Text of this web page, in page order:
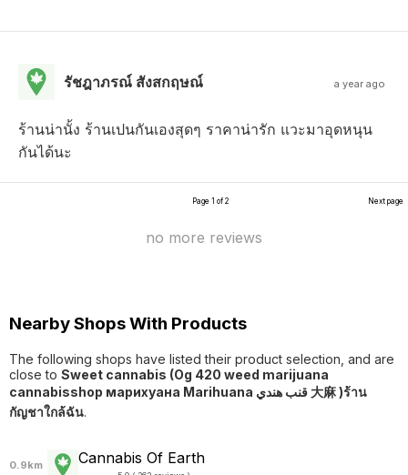
รัชฎาภรณ์ สังสกฤษณ์ a year ago
ร้านน่านั้ง ร้านเปนกันเองสุดๆ ราคาน่ารัก แวะมาอุดหนุน
กันได้นะ
Page 1 of 2 Next page
no more reviews
Nearby Shops With Products
The following shops have listed their product selection, and are
close to Sweet cannabis (Og 420 weed marijuana
cannabisshop марихуана Marihuana قنب هندي 大麻 )ร้าน
กัญชาใกล้ฉัน.
0.9km Cannabis Of Earth